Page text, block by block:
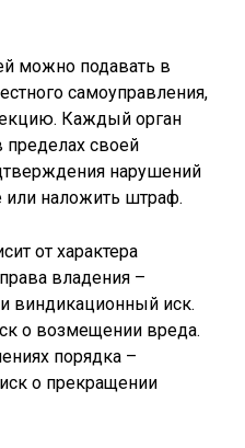
можно подавать в
самоуправления,
Каждый орган
пределах своей
нарушений
наложить штраф.
от характера
владения –
виндикационный иск.
о возмещении вреда.
порядка –
о прекращении